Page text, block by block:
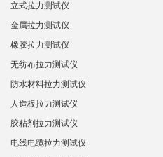
立式拉力测试仪
金属拉力测试仪
橡胶拉力测试仪
无纺布拉力测试仪
防水材料拉力测试仪
人造板拉力测试仪
胶粘剂拉力测试仪
电线电缆拉力测试仪